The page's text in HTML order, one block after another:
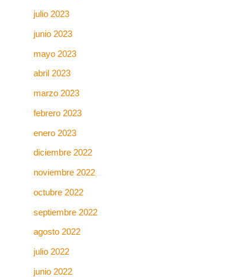
julio 2023
junio 2023
mayo 2023
abril 2023
marzo 2023
febrero 2023
enero 2023
diciembre 2022
noviembre 2022
octubre 2022
septiembre 2022
agosto 2022
julio 2022
junio 2022